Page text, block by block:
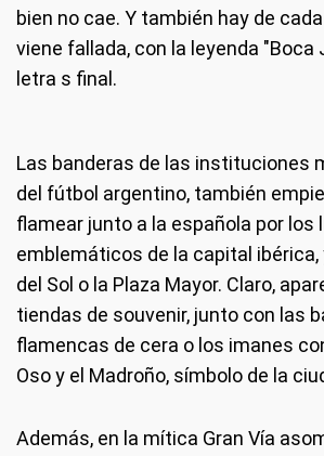
bien no cae. Y también hay de
viene fallada, con la leyenda "Boca
letra s final.
Las banderas de las instituciones
del fútbol argentino, también
flamear junto a la española por los
emblemáticos de la capital ibérica,
del Sol o la Plaza Mayor. Claro,
tiendas de souvenir, junto con las
flamencas de cera o los imanes
Oso y el Madroño, símbolo de la
Además, en la mítica Gran Vía